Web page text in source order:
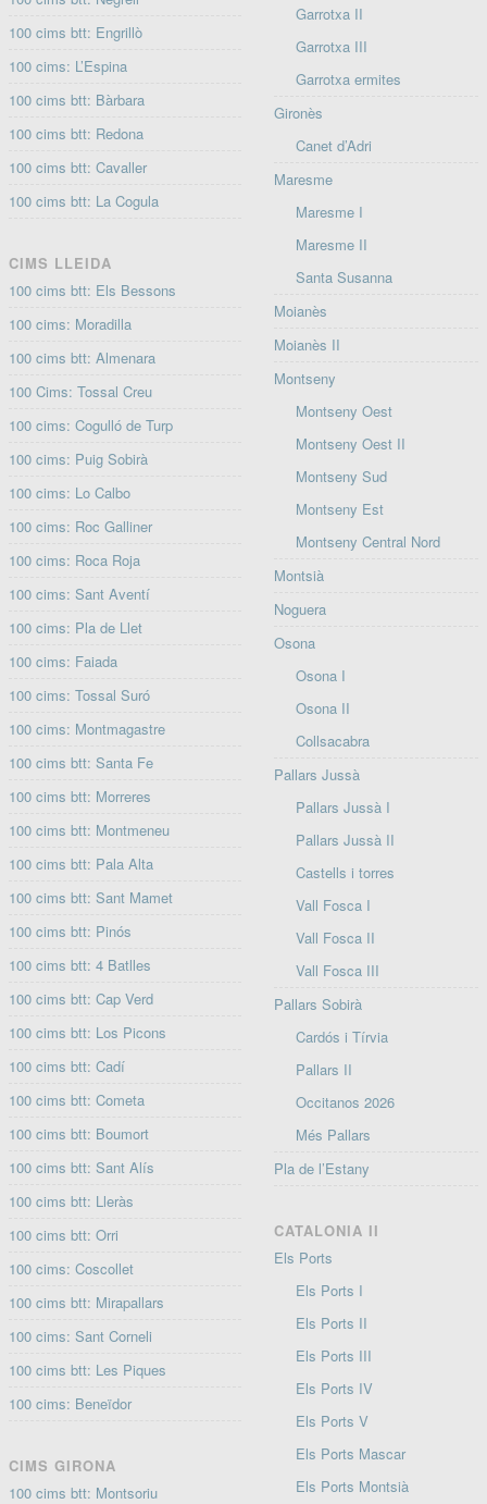
100 cims btt: Engrillò
100 cims: L’Espina
100 cims btt: Bàrbara
100 cims btt: Redona
100 cims btt: Cavaller
100 cims btt: La Cogula
CIMS LLEIDA
100 cims btt: Els Bessons
100 cims: Moradilla
100 cims btt: Almenara
100 Cims: Tossal Creu
100 cims: Cogulló de Turp
100 cims: Puig Sobirà
100 cims: Lo Calbo
100 cims: Roc Galliner
100 cims: Roca Roja
100 cims: Sant Aventí
100 cims: Pla de Llet
100 cims: Faiada
100 cims: Tossal Suró
100 cims: Montmagastre
100 cims btt: Santa Fe
100 cims btt: Morreres
100 cims btt: Montmeneu
100 cims btt: Pala Alta
100 cims btt: Sant Mamet
100 cims btt: Pinós
100 cims btt: 4 Batlles
100 cims btt: Cap Verd
100 cims btt: Los Picons
100 cims btt: Cadí
100 cims btt: Cometa
100 cims btt: Boumort
100 cims btt: Sant Alís
100 cims btt: Lleràs
100 cims btt: Orri
100 cims: Coscollet
100 cims btt: Mirapallars
100 cims: Sant Corneli
100 cims btt: Les Piques
100 cims: Beneïdor
CIMS GIRONA
100 cims btt: Montsoriu
Garrotxa II
Garrotxa III
Garrotxa ermites
Gironès
Canet d’Adri
Maresme
Maresme I
Maresme II
Santa Susanna
Moianès
Moianès II
Montseny
Montseny Oest
Montseny Oest II
Montseny Sud
Montseny Est
Montseny Central Nord
Montsià
Noguera
Osona
Osona I
Osona II
Collsacabra
Pallars Jussà
Pallars Jussà I
Pallars Jussà II
Castells i torres
Vall Fosca I
Vall Fosca II
Vall Fosca III
Pallars Sobirà
Cardós i Tírvia
Pallars II
Occitanos 2026
Més Pallars
Pla de l’Estany
CATALONIA II
Els Ports
Els Ports I
Els Ports II
Els Ports III
Els Ports IV
Els Ports V
Els Ports Mascar
Els Ports Montsià